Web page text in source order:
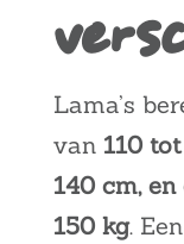
Lama’s
van 110
140 cm,
150 kg.